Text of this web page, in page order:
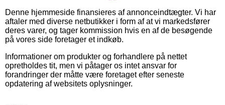
Denne hjemmeside finansieres af annonceindtægter. Vi har
aftaler med diverse netbutikker i form af at vi markedsfører
deres varer, og tager kommission hvis en af de besøgende
på vores side foretager et indkøb.
Informationer om produkter og forhandlere på nettet
opretholdes tit, men vi påtager os intet ansvar for
forandringer der måtte være foretaget efter seneste
opdatering af websitets oplysninger.